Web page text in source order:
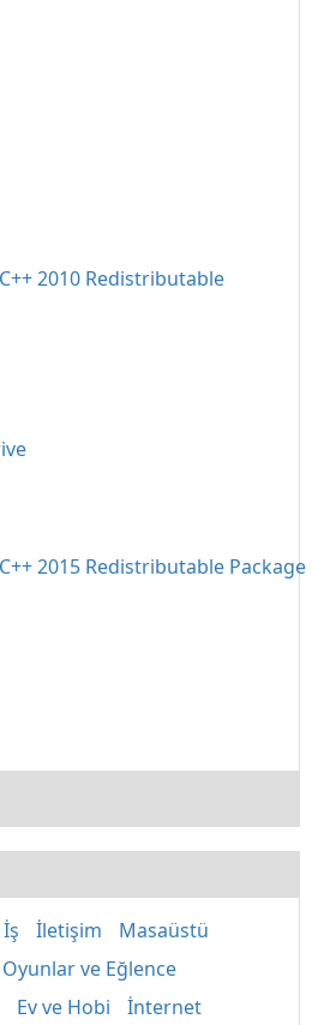
İş İletişim
Masaüstü
Oyunlar ve Eğlence
Ev ve Hobi
İnternet